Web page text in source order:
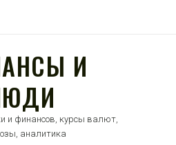
И
и финансов, курсы валют,
аналитика